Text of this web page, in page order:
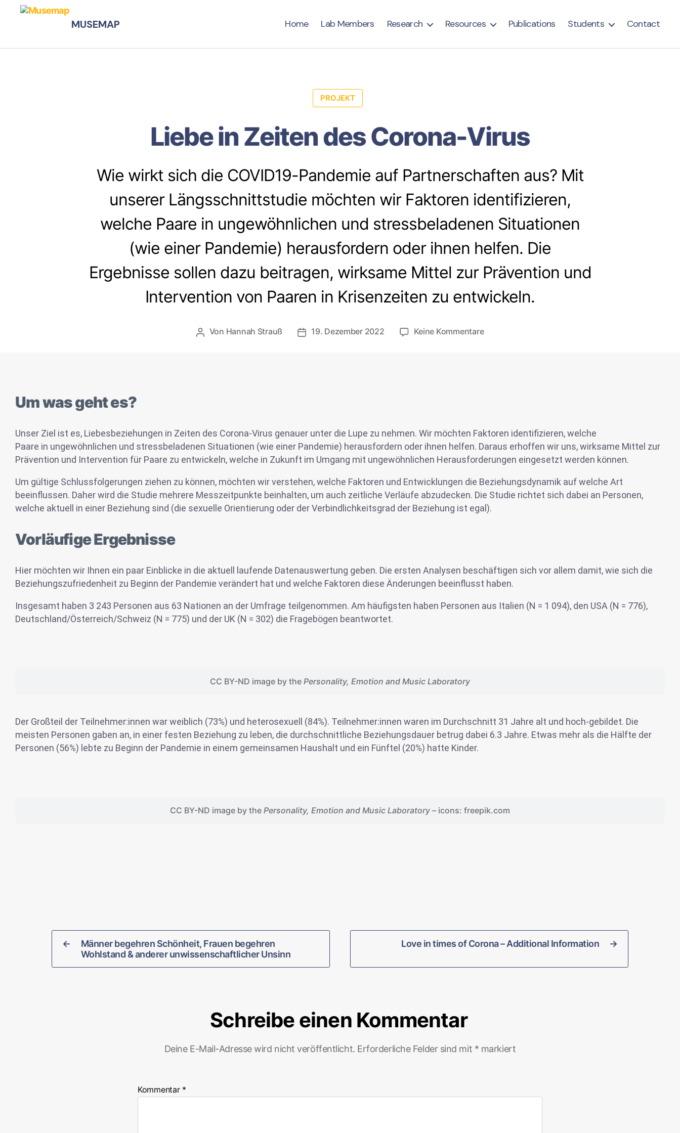
MUSEMAP Home Lab Members Research Resources Publications Students Contact
PROJEKT
Liebe in Zeiten des Corona-Virus
Wie wirkt sich die COVID19-Pandemie auf Partnerschaften aus? Mit
unserer Längsschnittstudie möchten wir Faktoren identifizieren,
welche Paare in ungewöhnlichen und stressbeladenen Situationen
(wie einer Pandemie) herausfordern oder ihnen helfen. Die
Ergebnisse sollen dazu beitragen, wirksame Mittel zur Prävention und
Intervention von Paaren in Krisenzeiten zu entwickeln.
Von Hannah Strauß 19. Dezember 2022 Keine Kommentare
Um was geht es?
Unser Ziel ist es, Liebesbeziehungen in Zeiten des Corona-Virus genauer unter die Lupe zu nehmen. Wir möchten Faktoren identifizieren, welche
Paare in ungewöhnlichen und stressbeladenen Situationen (wie einer Pandemie) herausfordern oder ihnen helfen. Daraus erhoffen wir uns, wirksame Mittel zur
Prävention und Intervention für Paare zu entwickeln, welche in Zukunft im Umgang mit ungewöhnlichen Herausforderungen eingesetzt werden können.
Um gültige Schlussfolgerungen ziehen zu können, möchten wir verstehen, welche Faktoren und Entwicklungen die Beziehungsdynamik auf welche Art
beeinflussen. Daher wird die Studie mehrere Messzeitpunkte beinhalten, um auch zeitliche Verläufe abzudecken. Die Studie richtet sich dabei an Personen,
welche aktuell in einer Beziehung sind (die sexuelle Orientierung oder der Verbindlichkeitsgrad der Beziehung ist egal).
Vorläufige Ergebnisse
Hier möchten wir Ihnen ein paar Einblicke in die aktuell laufende Datenauswertung geben. Die ersten Analysen beschäftigen sich vor allem damit, wie sich die
Beziehungszufriedenheit zu Beginn der Pandemie verändert hat und welche Faktoren diese Änderungen beeinflusst haben.
Insgesamt haben 3 243 Personen aus 63 Nationen an der Umfrage teilgenommen. Am häufigsten haben Personen aus Italien (N = 1 094), den USA (N = 776),
Deutschland/Österreich/Schweiz (N = 775) und der UK (N = 302) die Fragebögen beantwortet.
CC BY-ND image by the Personality, Emotion and Music Laboratory
Der Großteil der Teilnehmer:innen war weiblich (73%) und heterosexuell (84%). Teilnehmer:innen waren im Durchschnitt 31 Jahre alt und hoch-gebildet. Die
meisten Personen gaben an, in einer festen Beziehung zu leben, die durchschnittliche Beziehungsdauer betrug dabei 6.3 Jahre. Etwas mehr als die Hälfte der
Personen (56%) lebte zu Beginn der Pandemie in einem gemeinsamen Haushalt und ein Fünftel (20%) hatte Kinder.
CC BY-ND image by the Personality, Emotion and Music Laboratory – icons: freepik.com
←
Männer begehren Schönheit, Frauen begehren
Wohlstand & anderer unwissenschaftlicher Unsinn
→
Love in times of Corona – Additional Information
Schreibe einen Kommentar
Deine E-Mail-Adresse wird nicht veröffentlicht. Erforderliche Felder sind mit * markiert
Kommentar *